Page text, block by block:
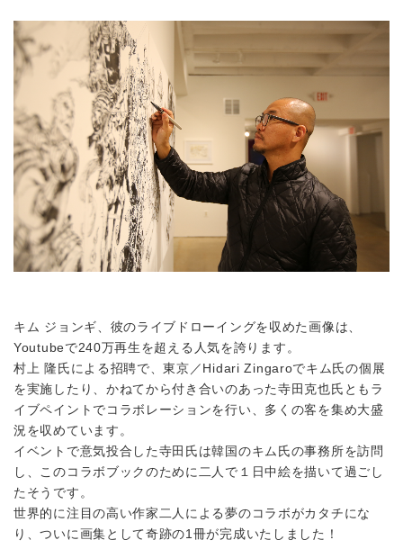
キム ジョンギ、彼のライブドローイングを収めた画像は、
Youtubeで240万再生を超える人気を誇ります。
村上 隆氏による招聘で、東京／Hidari Zingaroでキム氏の個展
を実施したり、かねてから付き合いのあった寺田克也氏ともラ
イブペイントでコラボレーションを行い、多くの客を集め大盛
況を収めています。
イベントで意気投合した寺田氏は韓国のキム氏の事務所を訪問
し、このコラボブックのために二人で１日中絵を描いて過ごし
たそうです。
世界的に注目の高い作家二人による夢のコラボがカタチにな
り、ついに画集として奇跡の1冊が完成いたしました！